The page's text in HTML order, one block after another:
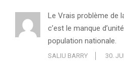
Le Vrais problème de
c’est le manque
population nationale.
SALIU BARRY
30.